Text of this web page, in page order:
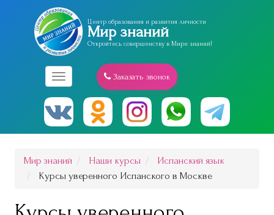
Центр образования и развития личности
Мир знаний
Откройтесь совершенству в Мире знаний!
Заказать звонок
Меню
Мир знаний Наши курсы
Испанский язык
Курсы уверенного Испанского в Москве